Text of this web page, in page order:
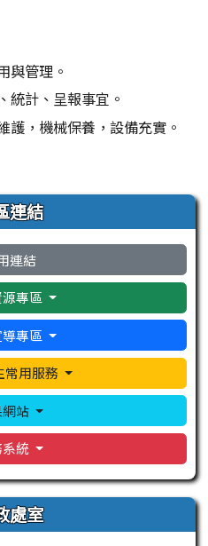
與管理。
統計、呈報事宜。
護，機械保養，設備充實。
連結
連結
專區
專區
用服務
站
統
處室